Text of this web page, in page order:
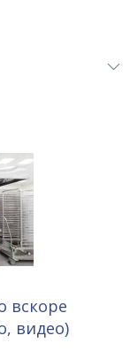
вскоре
видео)